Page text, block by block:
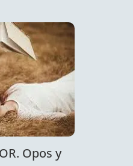
Opos y